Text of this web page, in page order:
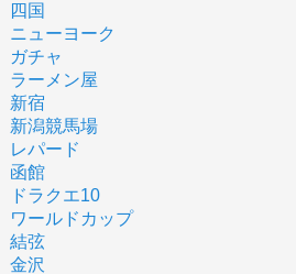
四国
ニューヨーク
ガチャ
ラーメン屋
新宿
新潟競馬場
レパード
函館
ドラクエ10
ワールドカップ
結弦
金沢